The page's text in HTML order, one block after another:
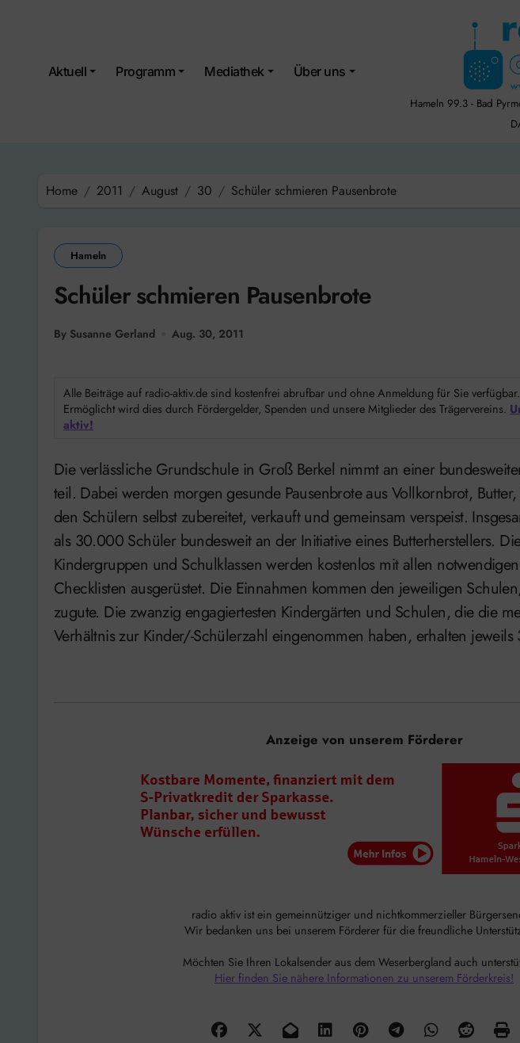
Aktuell Programm Mediathek Über uns
Hameln 99.3 - Bad
Home 2011 August 30 Schüler schmieren Pausenbrote
Hameln
Schüler schmieren Pausenbrote
By Susanne Gerland Aug. 30, 2011
Alle Beiträge auf radio-aktiv.de sind kostenfrei abrufbar und ohne Anmeldung für Sie verfügbar.
Ermöglicht wird dies durch Fördergelder, Spenden und unsere Mitglieder des Trägervereins.
aktiv!
Die verlässliche Grundschule in Groß Berkel nimmt an einer bundesweiten Pausenbrot-Kampagne
teil. Dabei werden morgen gesunde Pausenbrote aus Vollkornbrot,
den Schülern selbst zubereitet, verkauft und gemeinsam verspeist.
als 30.000 Schüler bundesweit an der Initiative eines Butterherstellers.
Kindergruppen und Schulklassen werden kostenlos mit allen
Checklisten ausgerüstet. Die Einnahmen kommen den jeweiligen
zugute. Die zwanzig engagiertesten Kindergärten und Schulen, die die
Verhältnis zur Kinder/-Schülerzahl eingenommen haben, erhalten jeweils
Anzeige von unserem Förderer
radio aktiv ist ein gemeinnütziger und nichtkommerzieller
Wir bedanken uns bei unserem Förderer für die freundliche
Möchten Sie Ihren Lokalsender aus dem Weserbergland auch
Hier finden Sie nähere Informationen zu unserem Förderkreis!